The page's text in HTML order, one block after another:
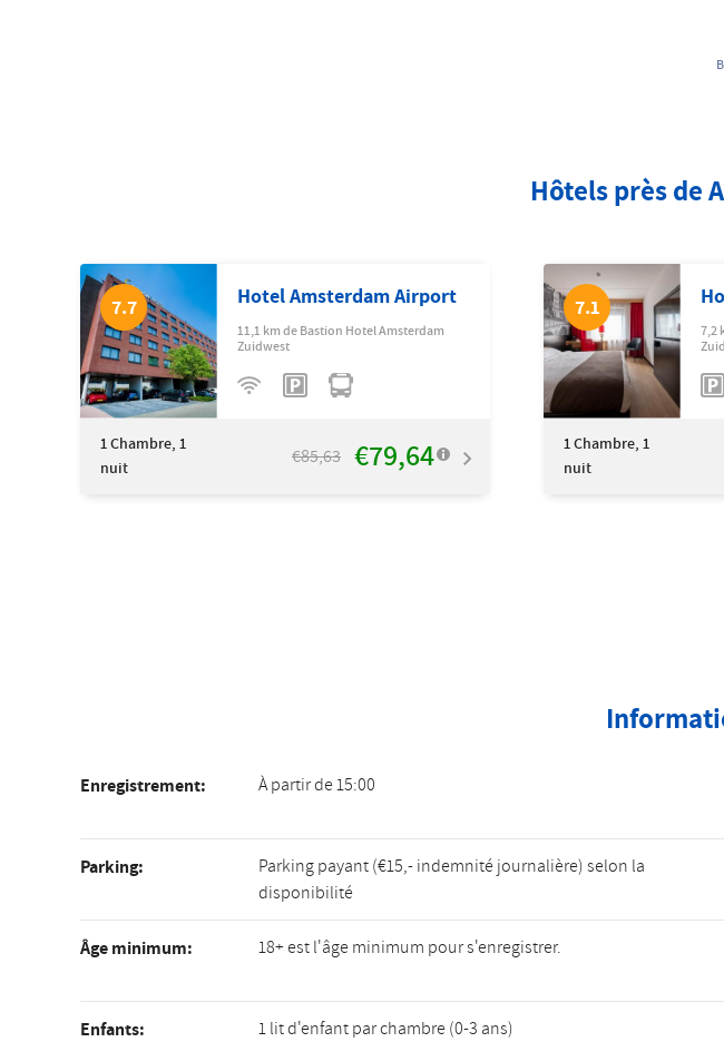
Hôtels près de
7.7 Hotel Amsterdam Airport
11,1 km de Bastion Hotel Amsterdam
Zuidwest
1Chambre, 1
nuit
€85,63 €79,64
7.1
7,2
1Chambre, 1
nuit
Enregistrement: À partir de 15:00
Parking:
Parking payant (€15,- indemnité journalière) selon la
disponibilité
Âge minimum: 18+ est l'âge minimum pour s'enregistrer.
Enfants: 1 lit d'enfant par chambre (0-3 ans)